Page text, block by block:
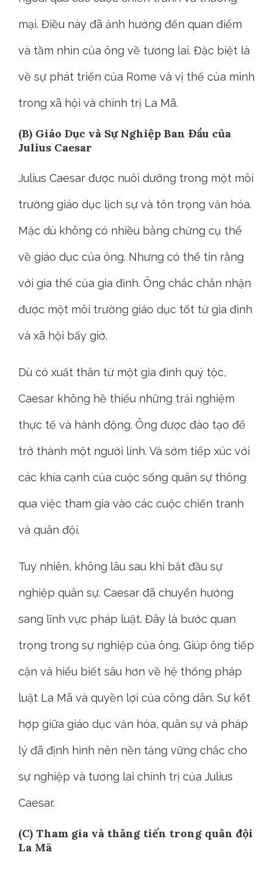
mại. Điều này đã ảnh hưởng đến quan điểm
và tầm nhìn của ông về tương lai. Đặc biệt là
về sự phát triển của Rome và vị thế của mình
trong xã hội và chính trị La Mã.
(B) Giáo Dục và Sự Nghiệp Ban Đầu của
Julius Caesar
Julius Caesar được nuôi dưỡng trong một môi
trường giáo dục lịch sự và tôn trọng văn hóa.
Mặc dù không có nhiều bằng chứng cụ thể
về giáo dục của ông. Nhưng có thể tin rằng
với gia thế của gia đình. Ông chắc chắn nhận
được một môi trường giáo dục tốt từ gia đình
và xã hội bấy giờ.
Dù có xuất thân từ một gia đình quý tộc,
Caesar không hề thiếu những trải nghiệm
thực tế và hành động. Ông được đào tạo để
trở thành một người lính. Và sớm tiếp xúc với
các khía cạnh của cuộc sống quân sự thông
qua việc tham gia vào các cuộc chiến tranh
và quân đội.
Tuy nhiên, không lâu sau khi bắt đầu sự
nghiệp quân sự. Caesar đã chuyển hướng
sang lĩnh vực pháp luật. Đây là bước quan
trọng trong sự nghiệp của ông. Giúp ông tiếp
cận và hiểu biết sâu hơn về hệ thống pháp
luật La Mã và quyền lợi của công dân. Sự kết
hợp giữa giáo dục văn hóa, quân sự và pháp
lý đã định hình nên nền tảng vững chắc cho
sự nghiệp và tương lai chính trị của Julius
Caesar.
(C) Tham gia và thăng tiến trong quân đội
La Mã